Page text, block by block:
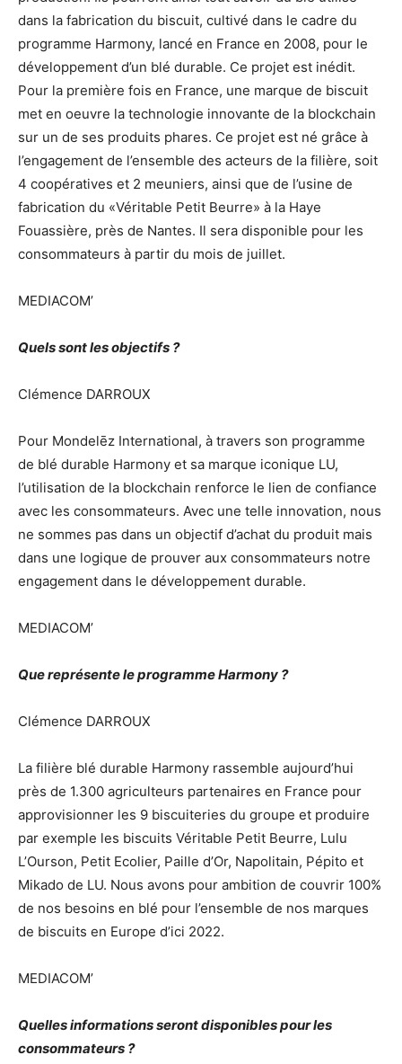
dans la fabrication du biscuit, cultivé dans le cadre du
programme Harmony, lancé en France en 2008, pour le
développement d’un blé durable. Ce projet est inédit.
Pour la première fois en France, une marque de biscuit
met en oeuvre la technologie innovante de la blockchain
sur un de ses produits phares. Ce projet est né grâce à
l’engagement de l’ensemble des acteurs de la filière, soit
4 coopératives et 2 meuniers, ainsi que de l’usine de
fabrication du «Véritable Petit Beurre» à la Haye
Fouassière, près de Nantes. Il sera disponible pour les
consommateurs à partir du mois de juillet.
MEDIACOM’
Quels sont les objectifs ?
Clémence DARROUX
Pour Mondelēz International, à travers son programme
de blé durable Harmony et sa marque iconique LU,
l’utilisation de la blockchain renforce le lien de confiance
avec les consommateurs. Avec une telle innovation, nous
ne sommes pas dans un objectif d’achat du produit mais
dans une logique de prouver aux consommateurs notre
engagement dans le développement durable.
MEDIACOM’
Que représente le programme Harmony ?
Clémence DARROUX
La filière blé durable Harmony rassemble aujourd’hui
près de 1.300 agriculteurs partenaires en France pour
approvisionner les 9 biscuiteries du groupe et produire
par exemple les biscuits Véritable Petit Beurre, Lulu
L’Ourson, Petit Ecolier, Paille d’Or, Napolitain, Pépito et
Mikado de LU. Nous avons pour ambition de couvrir 100%
de nos besoins en blé pour l’ensemble de nos marques
de biscuits en Europe d’ici 2022.
MEDIACOM’
Quelles informations seront disponibles pour les
consommateurs ?